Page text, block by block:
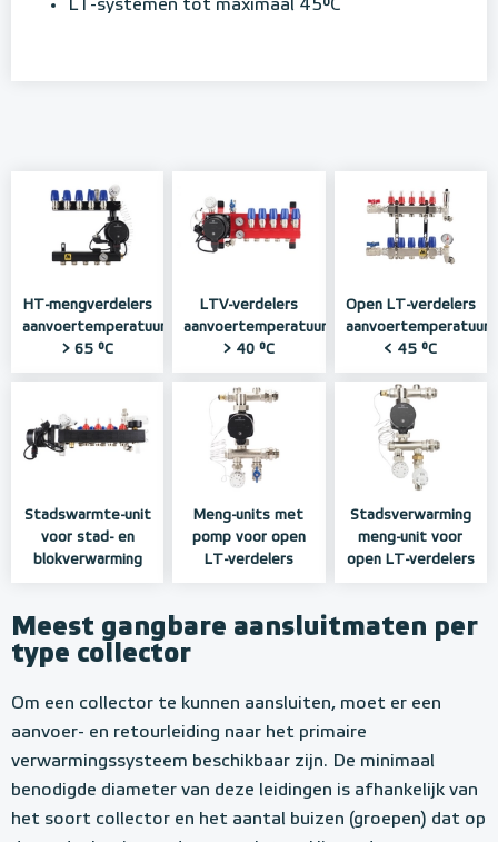
LT-systemen tot maximaal 45°C
HT-mengverdelers
aanvoertemperatuur
> 65 °C
LTV-verdelers
aanvoertemperatuur
> 40 °C
Open LT-verdelers
aanvoertemperatuur
< 45 °C
Stadswarmte-unit
voor stad- en
blokverwarming
Meng-units met
pomp voor open
LT-verdelers
Stadsverwarming
meng-unit voor
open LT-verdelers
Meest gangbare aansluitmaten per
type collector
Om een collector te kunnen aansluiten, moet er een
aanvoer- en retourleiding naar het primaire
verwarmingssysteem beschikbaar zijn. De minimaal
benodigde diameter van deze leidingen is afhankelijk van
het soort collector en het aantal buizen (groepen) dat op